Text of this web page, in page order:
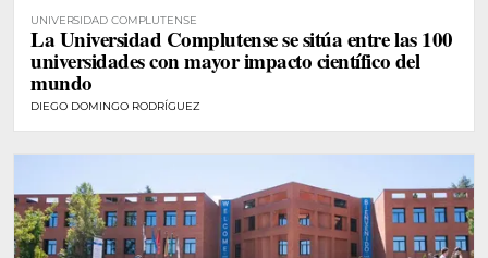
UNIVERSIDAD COMPLUTENSE
La Universidad Complutense se sitúa entre las 100
universidades con mayor impacto científico del
mundo
DIEGO DOMINGO RODRÍGUEZ